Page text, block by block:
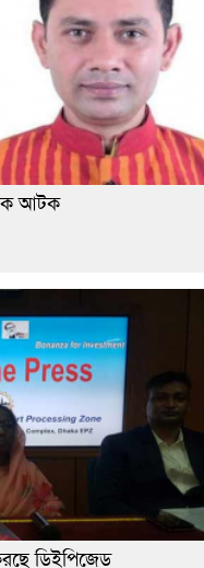
আটক
ডিইপিজেড